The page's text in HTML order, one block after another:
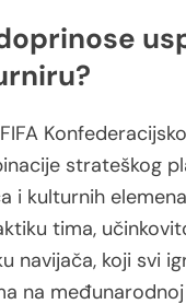
strateškog
i kulturnih
tima,
navijača, koji svi
na